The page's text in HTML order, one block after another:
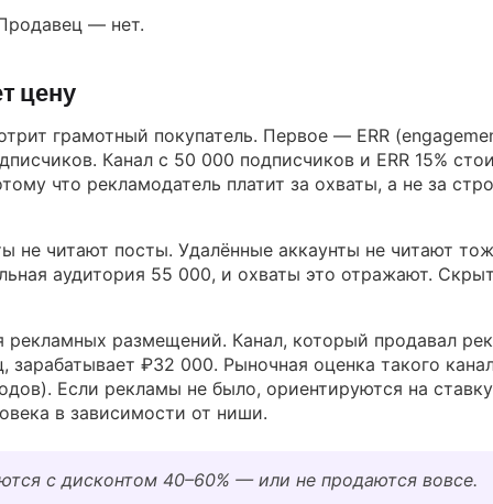
— нет.
цену
грамотный покупатель. Первое — ERR
Канал с 50 000 подписчиков и ERR 15%
что рекламодатель платит за охваты, а не за
не читают посты. Удалённые аккаунты не читают
аудитория 55 000, и охваты это отражают.
размещений. Канал, который продавал
зарабатывает ₽32 000. Рыночная оценка такого
Если рекламы не было, ориентируются на
в зависимости от ниши.
с дисконтом 40–60% — или не продаются вовсе.